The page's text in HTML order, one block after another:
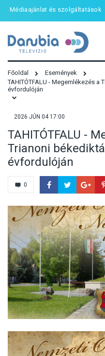
Médiaajánlat és szolgáltatások
Főoldal
Események
TAHITÓTFALU - Megemlékezés a
évfordulóján
2026 JÚN 04 17:00
TAHITÓTFALU -
Trianoni
évfordulóján
0